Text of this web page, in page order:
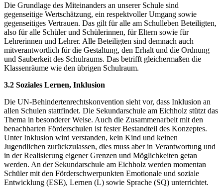
Die Grundlage des Miteinanders an unserer Schule sind
gegenseitige Wertschätzung, ein respektvoller Umgang sowie
gegenseitiges Vertrauen. Das gilt für alle am Schulleben Beteiligten,
also für alle Schüler und Schülerinnen, für Eltern sowie für
Lehrerinnen und Lehrer. Alle Beteiligten sind demnach auch
mitverantwortlich für die Gestaltung, den Erhalt und die Ordnung
und Sauberkeit des Schulraums. Das betrifft gleichermaßen die
Klassenräume wie den übrigen Schulraum.
3.2 Soziales Lernen, Inklusion
Die UN-Behindertenrechtskonvention sieht vor, dass Inklusion an
allen Schulen stattfindet. Die Sekundarschule am Eichholz stützt das
Thema in besonderer Weise. Auch die Zusammenarbeit mit den
benachbarten Förderschulen ist fester Bestandteil des Konzeptes.
Unter Inklusion wird verstanden, kein Kind und keinen
Jugendlichen zurückzulassen, dies muss aber in Verantwortung und
in der Realisierung eigener Grenzen und Möglichkeiten getan
werden. An der Sekundarschule am Eichholz werden momentan
Schüler mit den Förderschwerpunkten Emotionale und soziale
Entwicklung (ESE), Lernen (L) sowie Sprache (SQ) unterrichtet.